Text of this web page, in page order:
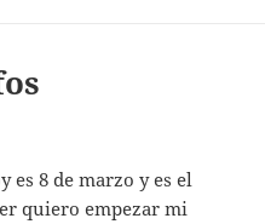
es 8 de marzo y es el
quiero empezar mi